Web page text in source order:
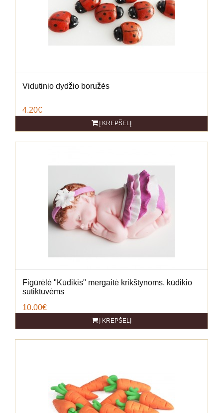
Vidutinio dydžio boružės
4.20€
Į KREPŠELĮ
Figūrėlė "Kūdikis" mergaitė krikštynoms, kūdikio
sutiktuvėms
10.00€
Į KREPŠELĮ